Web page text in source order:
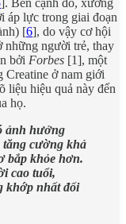
]. Bên cạnh đó, xương
áp lực trong giai đoạn
[6], do vậy cơ hội
những người trẻ, thay
bởi Forbes [1], một
Creatine ở nam giới
liệu hiệu quả này đến
họ.
ảnh hưởng
cường khả
bắp khỏe hơn.
cao tuổi,
khớp nhất đối